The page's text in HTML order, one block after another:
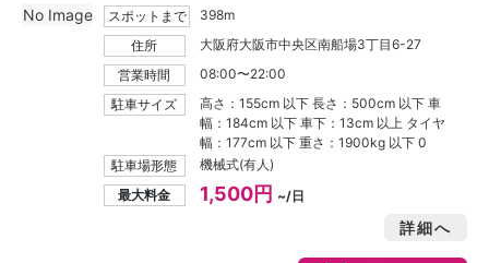
スポットまで
398m
住所
大阪府大阪市中央区南船場3丁目6-27
営業時間
08:00〜22:00
駐車サイズ
高さ：155cm 以下 長さ：500cm 以下 車
幅：184cm 以下 車下：13cm 以上 タイヤ
幅：177cm 以下 重さ：1900kg 以下 0
駐車場形態
機械式(有人)
最大料金
1,500円 ~/日
詳細へ
No Image